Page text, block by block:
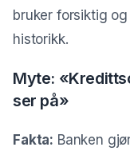
bruker forsiktig
historikk.
Myte:
ser på»
Fakta: Banken